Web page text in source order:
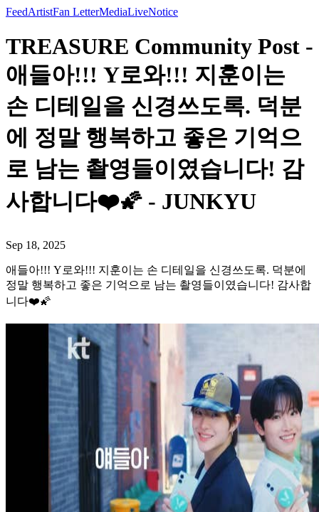
FeedArtistFan LetterMediaLiveNotice
TREASURE Community Post -
애들아!!! Y로와!!! 지훈이는
손 디테일을 신경쓰도록. 덕분
에 정말 행복하고 좋은 기억으
로 남는 촬영들이였습니다! 감
사합니다❤️🌠 - JUNKYU
Sep 18, 2025
애들아!!! Y로와!!! 지훈이는 손 디테일을 신경쓰도록. 덕분에
정말 행복하고 좋은 기억으로 남는 촬영들이였습니다! 감사합
니다❤️🌠